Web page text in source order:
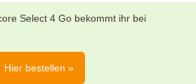
Select 4 Go bekommt ihr bei
Hier bestellen »